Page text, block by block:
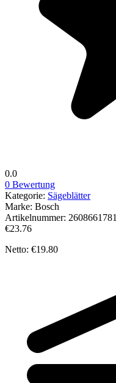
0.0
0 Bewertung
Kategorie: Sägeblätter
Marke: Bosch
Artikelnummer: 2608661781
€23.76
Netto: €19.80